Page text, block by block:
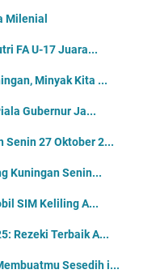
Milenial
FA U-17 Juara...
Minyak Kita ...
Gubernur Ja...
Senin 27 Oktober 2...
Kuningan Senin...
SIM Keliling A...
Rezeki Terbaik A...
Sesedih i...